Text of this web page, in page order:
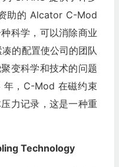
助的 Alcator C-Mod
科学，可以消除商业
的配置使公司的团队
变科学和技术的问题
年，C-Mod 在磁约束
力记录，这是一种重
Technology